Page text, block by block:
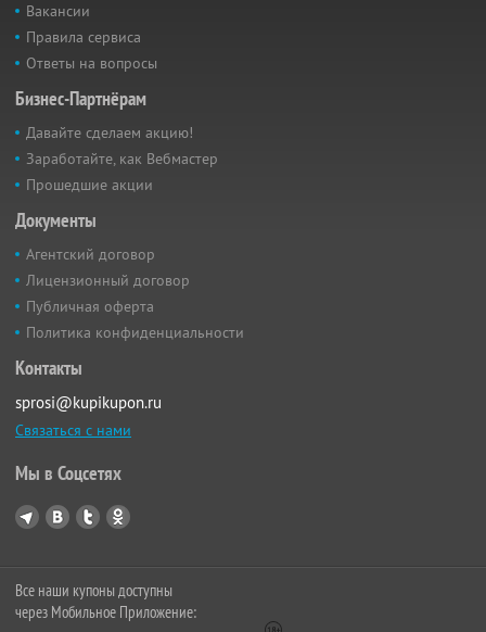
Вакансии
Правила сервиса
Ответы на вопросы
Бизнес-Партнёрам
Давайте сделаем акцию!
Заработайте, как Вебмастер
Прошедшие акции
Документы
Агентский договор
Лицензионный договор
Публичная оферта
Политика конфиденциальности
Контакты
sprosi@kupikupon.ru
Связаться с нами
Мы в Соцсетях
Все наши купоны доступны
через Мобильное Приложение: